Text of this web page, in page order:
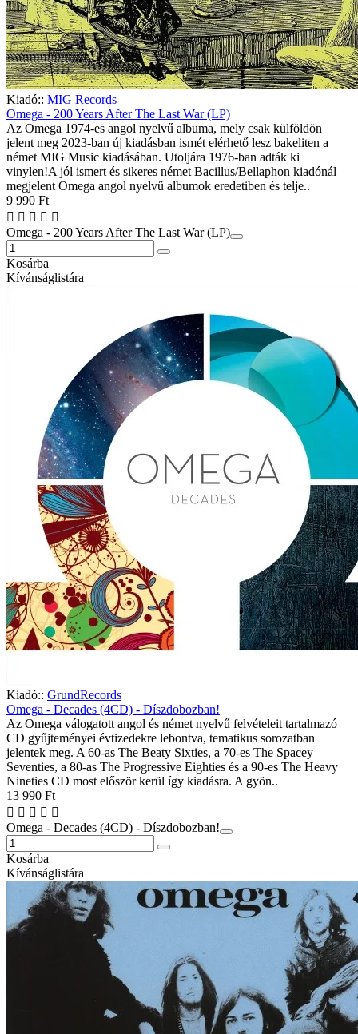
Kiadó:: MIG Records
Omega - 200 Years After The Last War (LP)
Az Omega 1974-es angol nyelvű albuma, mely csak külföldön
jelent meg 2023-ban új kiadásban ismét elérhető lesz bakeliten a
német MIG Music kiadásában. Utoljára 1976-ban adták ki
vinylen!A jól ismert és sikeres német Bacillus/Bellaphon kiadónál
megjelent Omega angol nyelvű albumok eredetiben és telje..
9 990 Ft
Omega - 200 Years After The Last War (LP)
Kosárba
Kívánságlistára
Kiadó:: GrundRecords
Omega - Decades (4CD) - Díszdobozban!
Az Omega válogatott angol és német nyelvű felvételeit tartalmazó
CD gyűjteményei évtizedekre lebontva, tematikus sorozatban
jelentek meg. A 60-as The Beaty Sixties, a 70-es The Spacey
Seventies, a 80-as The Progressive Eighties és a 90-es The Heavy
Nineties CD most először kerül így kiadásra. A gyön..
13 990 Ft
Omega - Decades (4CD) - Díszdobozban!
Kosárba
Kívánságlistára